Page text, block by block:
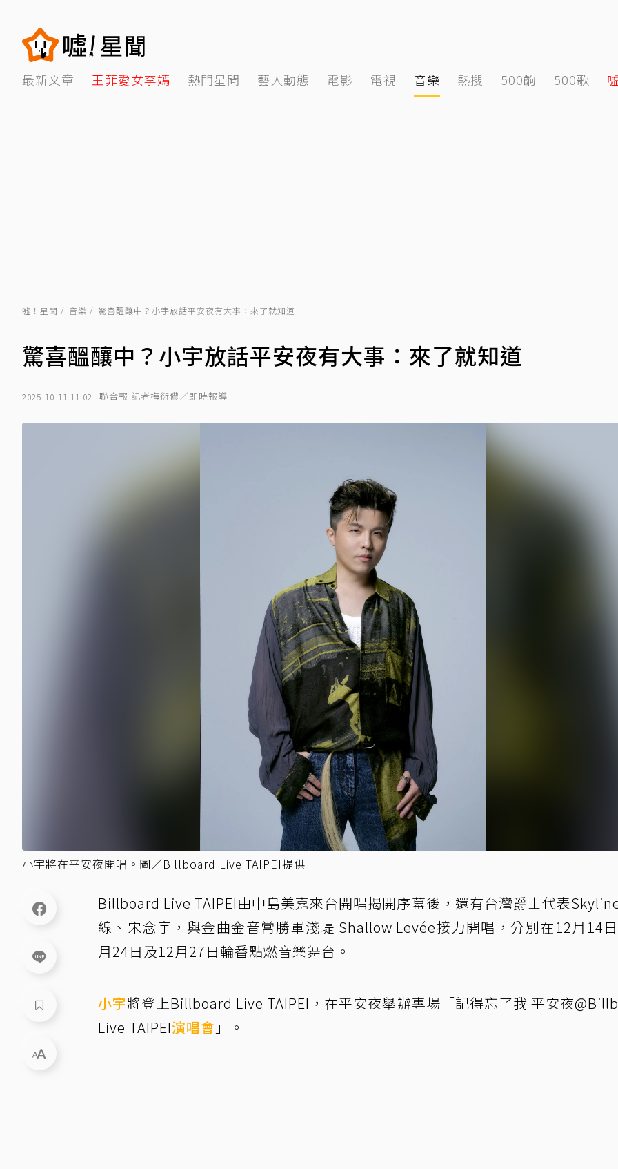
最新文章 王菲愛女李嫣 熱門星聞 藝人動態 電影 電視 音樂 熱搜 500齣 500歌
噓！星聞 音樂 驚喜醞釀中？小宇放話平安夜有大事：來了就知道
驚喜醞釀中？小宇放話平安夜有大事：來了就知道
2025-10-11 11:02 聯合報 記者梅衍儂／即時報導
小宇將在平安夜開唱。圖／Billboard Live TAIPEI提供
Billboard Live TAIPEI由中島美嘉來台開唱揭開序幕後，還有台灣爵士代表
線、宋念宇，與金曲金音常勝軍淺堤 Shallow Levée接力開唱，分別在12月14
月24日及12月27日輪番點燃音樂舞台。
小宇將登上Billboard Live TAIPEI，在平安夜舉辦專場「記得忘了我 平安夜
Live TAIPEI演唱會 」。